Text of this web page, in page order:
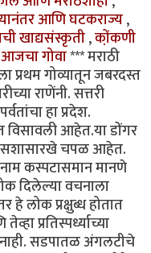
आणि घटकराज्य,
खाद्यसंस्कृती,को़ंकणी
गोवा*** मराठी
प्रथम गोव्यातून जबरदस्त
राणेंनी. सत्तरी
हा प्रदेश.
विसावली आहेत.या डोंगर
सशासारखे चपळ आहेत.
कस्पटासमान मानणे
दिलेल्या वचनाला
हे लोक प्रक्षुब्ध होतात
प्रतिस्पर्ध्याच्या
नाही. सडपातळ अंगलटीचे